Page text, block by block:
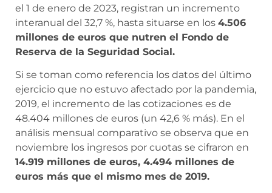
el 1 de enero de 2023, registran un incremento
interanual del 32,7 %, hasta situarse en los 4.506
millones de euros que nutren el Fondo de
Reserva de la Seguridad Social.
Si se toman como referencia los datos del último
ejercicio que no estuvo afectado por la pandemia,
2019, el incremento de las cotizaciones es de
48.404 millones de euros (un 42,6 % más). En el
análisis mensual comparativo se observa que en
noviembre los ingresos por cuotas se cifraron en
14.919 millones de euros, 4.494 millones de
euros más que el mismo mes de 2019.